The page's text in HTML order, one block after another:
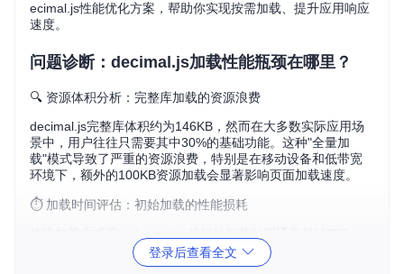
ecimal.js性能优化方案，帮助你实现按需加载、提升应用响应
速度。
问题诊断：decimal.js加载性能瓶颈在哪里？
🔍 资源体积分析：完整库加载的资源浪费
decimal.js完整库体积约为146KB，然而在大多数实际应用场
景中，用户往往只需要其中30%的基础功能。这种"全量加
载"模式导致了严重的资源浪费，特别是在移动设备和低带宽
环境下，额外的100KB资源加载会显著影响页面加载速度。
⏱️ 加载时间评估：初始加载的性能损耗
s，这不仅延长了页面的首次交互时间(TTI)，还可能导致主线
程阻塞，影响整体页面响应性。对于金融类应用和科学计算工
登录后查看全文